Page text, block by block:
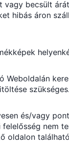
becsült
hibás áron
Weboldalán
és/vagy
nem